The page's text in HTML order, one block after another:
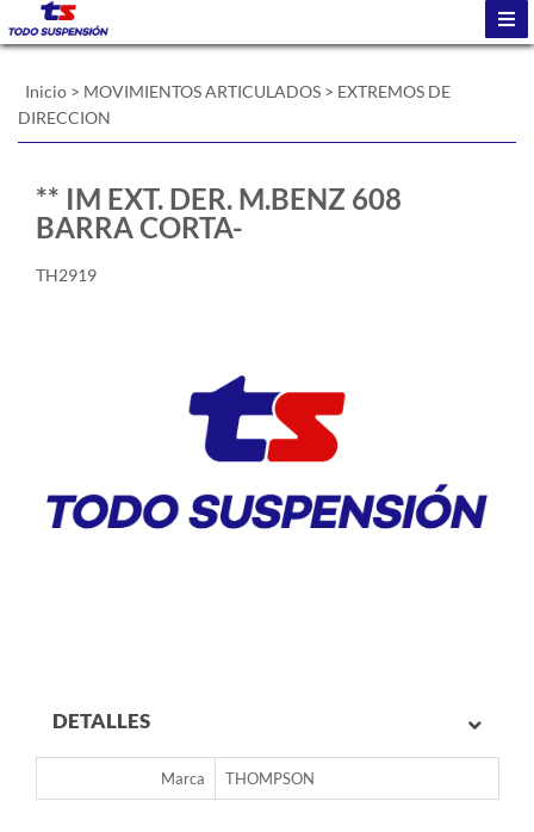
Inicio > MOVIMIENTOS ARTICULADOS > EXTREMOS DE
DIRECCION
** IM EXT. DER. M.BENZ 608
BARRA CORTA-
TH2919
DETALLES
Marca THOMPSON